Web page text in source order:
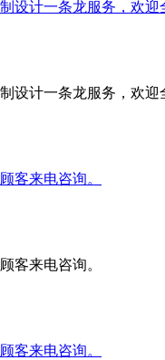
设计一条龙服务，欢迎
设计一条龙服务，欢迎
客来电咨询。
客来电咨询。
客来电咨询。